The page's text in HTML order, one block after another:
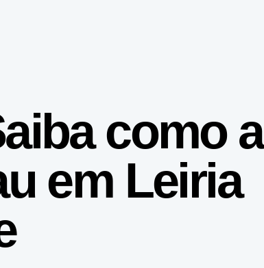
como a
em Leiria